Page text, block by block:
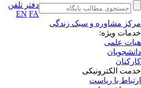
دفتر تلفن
EN FA
مرکز مشاوره و سبک زندگی
خدمات ویژه:
هیات علمی
دانشجویان
کارکنان
خدمت الکترونیکی
ارتباط با ریاست